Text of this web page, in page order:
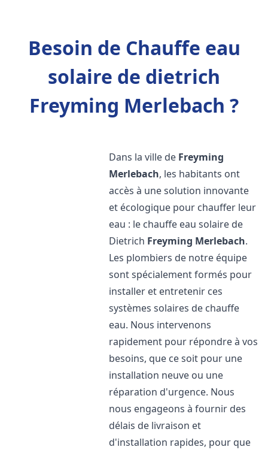
Besoin de Chauffe eau
solaire de dietrich
Freyming Merlebach ?
Dans la ville de Freyming
Merlebach, les habitants ont
accès à une solution innovante
et écologique pour chauffer leur
eau : le chauffe eau solaire de
Dietrich Freyming Merlebach.
Les plombiers de notre équipe
sont spécialement formés pour
installer et entretenir ces
systèmes solaires de chauffe
eau. Nous intervenons
rapidement pour répondre à vos
besoins, que ce soit pour une
installation neuve ou une
réparation d'urgence. Nous
nous engageons à fournir des
délais de livraison et
d'installation rapides, pour que